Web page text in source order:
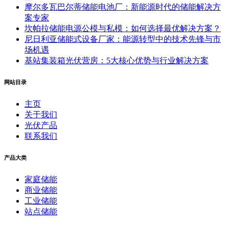
摩尔多瓦巴尔蒂储能电池厂：新能源时代的储能解决方
案专家
坎帕拉储能电源公模与私模：如何选择最优解决方案？
尼日利亚储能式设备厂家：能源转型中的技术先锋与市
场机遇
基站集装箱光伏营房：5大核心优势与行业解决方案
网站目录
主页
关于我们
光伏产品
联系我们
产品大类
家庭储能
商业储能
工业储能
站点储能